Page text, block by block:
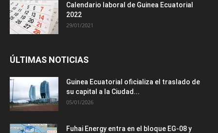
Calendario laboral de Guinea Ecuatorial
2022
29/01/2021
ÚLTIMAS NOTICIAS
Guinea Ecuatorial oficializa el traslado de
su capital a la Ciudad...
05/01/2026
Fuhai Energy entra en el bloque EG-08 y